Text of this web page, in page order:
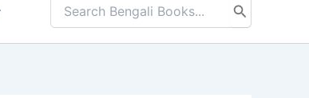
Search